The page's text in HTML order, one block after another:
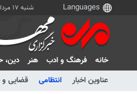
شنبه ۱۷ مرداد ۱۴۰۵
خانه فرهنگ و ادب هنر دين،
عناوین اخبار
انتظامی قضایی